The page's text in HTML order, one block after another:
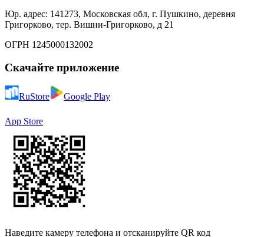
Юр. адрес: 141273, Московская обл, г. Пушкино, деревня
Григорково, тер. Вишни-Григорково, д 21
ОГРН 1245000132002
Скачайте приложение
RuStore Google Play
App Store
Наведите камеру телефона и отсканируйте QR код